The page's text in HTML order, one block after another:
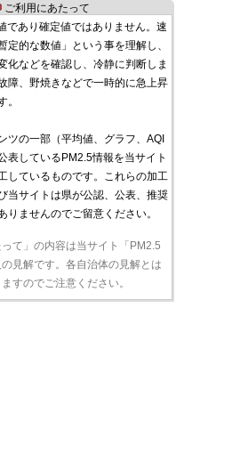
ご利用にあたって
であり確定値ではありません。速
定的な数値」という事を理解し、
化などを確認し、冷静に判断しま
障、野焼きなどで一時的に急上昇
。
ツの一部（平均値、グラフ、AQI
表しているPM2.5情報を当サイト
しているものです。これらの加工
当サイトは県が公認、公表、推奨
りませんのでご留意ください。
て」の内容は当サイト「PM2.5
見解です。各自治体の見解とは
すのでご注意ください。